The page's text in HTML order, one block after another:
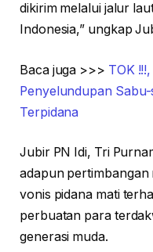
dikirim melalui jalur
Indonesia,” ungkap
Baca juga >>> TOK
Penyelundupan Sabu-
Terpidana
Jubir PN Idi, Tri
adapun pertimbangan
vonis pidana mati
perbuatan para
generasi muda.